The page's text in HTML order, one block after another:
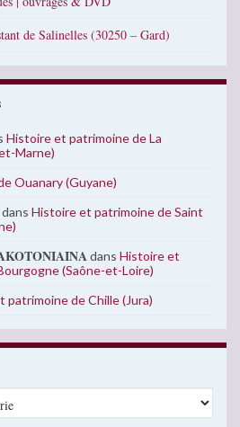
de Salinelles (30250 – Gard)
Histoire et patrimoine de La
Marne)
Ouanary (Guyane)
dans Histoire et patrimoine de Saint
dans Histoire et
(Saône-et-Loire)
patrimoine de Chille (Jura)